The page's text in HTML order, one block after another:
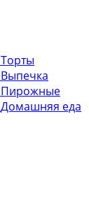
Торты
Выпечка
Пирожные
Домашняя еда